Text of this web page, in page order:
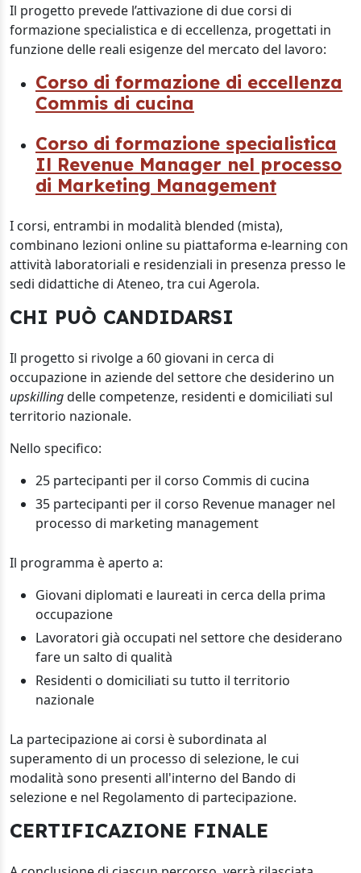
Il progetto prevede l’attivazione di due corsi di
formazione specialistica e di eccellenza, progettati in
funzione delle reali esigenze del mercato del lavoro:
Corso di formazione di eccellenza
Commis di cucina
Corso di formazione specialistica
Il Revenue Manager nel processo
di Marketing Management
I corsi, entrambi in modalità blended (mista),
combinano lezioni online su piattaforma e-learning con
attività laboratoriali e residenziali in presenza presso le
sedi didattiche di Ateneo, tra cui Agerola.
CHI PUÒ CANDIDARSI
Il progetto si rivolge a 60 giovani in cerca di
occupazione in aziende del settore che desiderino un
upskillingdelle competenze, residenti e domiciliati sul
territorio nazionale.
Nello specifico:
25 partecipanti per il corso Commis di cucina
35 partecipanti per il corso Revenue manager nel
processo di marketing management
Il programma è aperto a:
Giovani diplomati e laureati in cerca della prima
occupazione
Lavoratori già occupati nel settore che desiderano
fare un salto di qualità
Residenti o domiciliati su tutto il territorio
nazionale
La partecipazione ai corsi è subordinata al
superamento di un processo di selezione, le cui
modalità sono presenti all'interno del Bando di
selezione e nel Regolamento di partecipazione.
CERTIFICAZIONE FINALE